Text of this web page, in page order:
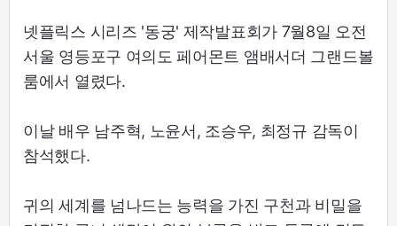
넷플릭스 시리즈 '동궁' 제작발표회가 7월8일 오전
서울 영등포구 여의도 페어몬트 앰배서더 그랜드볼
룸에서 열렸다.
이날 배우 남주혁, 노윤서, 조승우, 최정규 감독이
참석했다.
귀의 세계를 넘나드는 능력을 가진 구천과 비밀을